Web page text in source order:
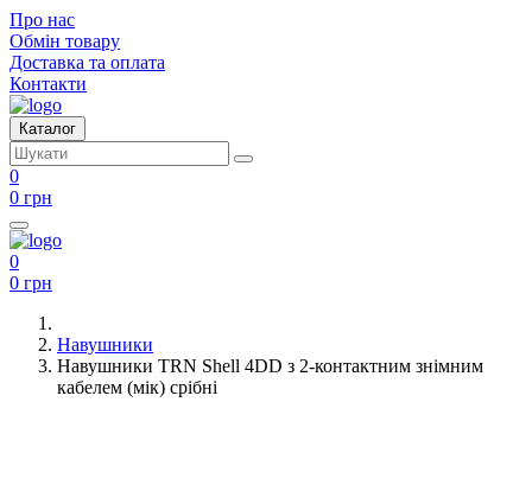
Про нас
Обмін товару
Доставка та оплата
Контакти
Каталог
0
0 грн
0
0 грн
Навушники
Навушники TRN Shell 4DD з 2-контактним знімним
кабелем (мік) срібні